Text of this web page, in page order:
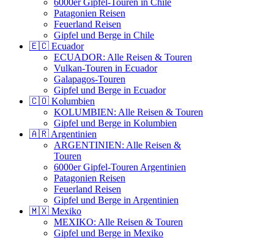
6000er Gipfel-Touren in Chile
Patagonien Reisen
Feuerland Reisen
Gipfel und Berge in Chile
🇪🇨 Ecuador
ECUADOR: Alle Reisen & Touren
Vulkan-Touren in Ecuador
Galapagos-Touren
Gipfel und Berge in Ecuador
🇨🇴 Kolumbien
KOLUMBIEN: Alle Reisen & Touren
Gipfel und Berge in Kolumbien
🇦🇷 Argentinien
ARGENTINIEN: Alle Reisen &
Touren
6000er Gipfel-Touren Argentinien
Patagonien Reisen
Feuerland Reisen
Gipfel und Berge in Argentinien
🇲🇽 Mexiko
MEXIKO: Alle Reisen & Touren
Gipfel und Berge in Mexiko